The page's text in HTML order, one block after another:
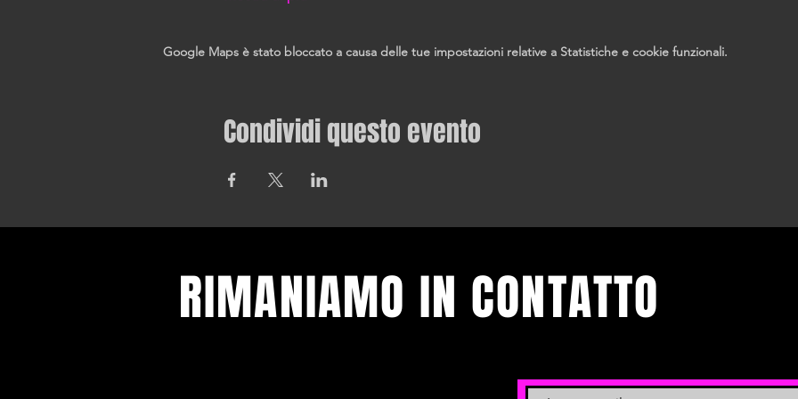
Google Maps è stato bloccato a causa delle tue impostazioni relative a Statistiche e cookie funzionali.
Condividi questo evento
RIMANIAMO IN CONTATTO